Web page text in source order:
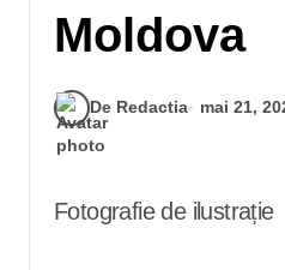
Moldova
De Redactia mai 21,
Fotografie de ilustrație